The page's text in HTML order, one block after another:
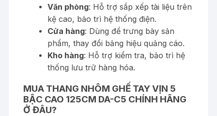
Văn phòng: Hỗ trợ sắp xếp tài liệu trên
kệ cao, bảo trì hệ thống điện.
Cửa hàng: Dùng để trưng bày sản
phẩm, thay đổi bảng hiệu quảng cáo.
Kho hàng: Hỗ trợ kiểm tra, bảo trì hệ
thống lưu trữ hàng hóa.
MUA THANG NHÔM GHẾ TAY VỊN 5
BẬC CAO 125CM DA-C5 CHÍNH HÃNG
Ở ĐÂU?